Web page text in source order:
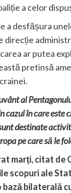
a celor
a desfășura
direcție
ar putea
pretinsă
al
cazul în care
destinate
pe care să le
marți, citat de
scopuri ale
bază bilaterală